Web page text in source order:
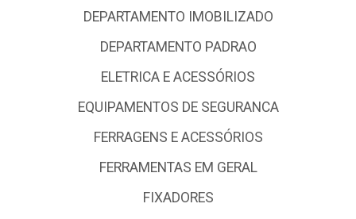
DEPARTAMENTO IMOBILIZADO
DEPARTAMENTO PADRAO
ELETRICA E ACESSÓRIOS
EQUIPAMENTOS DE SEGURANCA
FERRAGENS E ACESSÓRIOS
FERRAMENTAS EM GERAL
FIXADORES